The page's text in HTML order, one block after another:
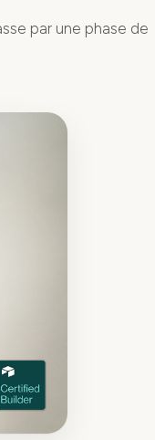
par une phase de